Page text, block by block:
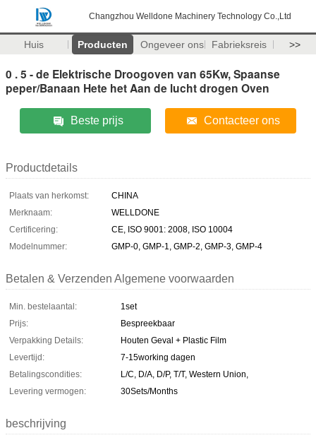
Changzhou Welldone Machinery Technology Co.,Ltd
Huis Producten Ongeveer ons Fabrieksreis >>
0 . 5 - de Elektrische Droogoven van 65Kw, Spaanse
peper/Banaan Hete het Aan de lucht drogen Oven
Beste prijs Contacteer ons
Productdetails
Plaats van herkomst:
CHINA
Merknaam:
WELLDONE
Certificering:
CE, ISO 9001: 2008, ISO 10004
Modelnummer:
GMP-0, GMP-1, GMP-2, GMP-3, GMP-4
Betalen & Verzenden Algemene voorwaarden
Min. bestelaantal:
1set
Prijs:
Bespreekbaar
Verpakking Details:
Houten Geval + Plastic Film
Levertijd:
7-15working dagen
Betalingscondities:
L/C, D/A, D/P, T/T, Western Union,
Levering vermogen:
30Sets/Months
beschrijving